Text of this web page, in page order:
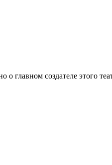
о главном создателе этого